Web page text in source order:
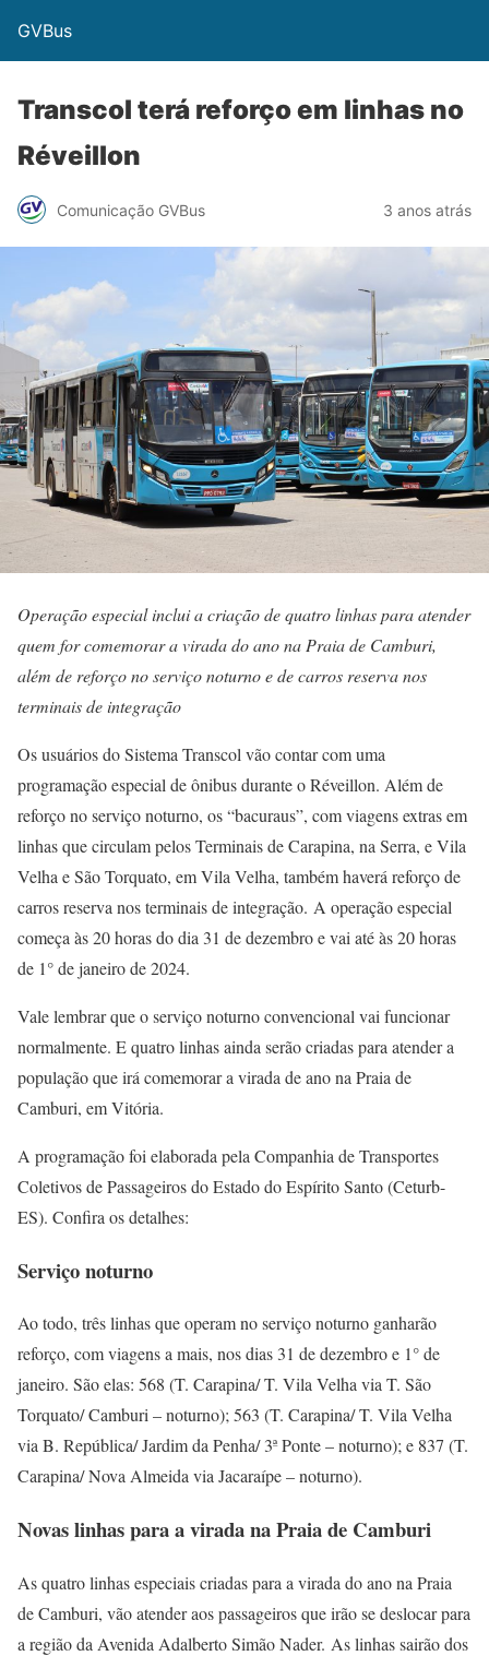
GVBus
Transcol terá reforço em linhas no
Réveillon
Comunicação GVBus 3 anos atrás
Operação especial inclui a criação de quatro linhas para atender
quem for comemorar a virada do ano na Praia de Camburi,
além de reforço no serviço noturno e de carros reserva nos
terminais de integração
Os usuários do Sistema Transcol vão contar com uma
programação especial de ônibus durante o Réveillon. Além de
reforço no serviço noturno, os “bacuraus”, com viagens extras em
linhas que circulam pelos Terminais de Carapina, na Serra, e Vila
Velha e São Torquato, em Vila Velha, também haverá reforço de
carros reserva nos terminais de integração. A operação especial
começa às 20 horas do dia 31 de dezembro e vai até às 20 horas
de 1° de janeiro de 2024.
Vale lembrar que o serviço noturno convencional vai funcionar
normalmente. E quatro linhas ainda serão criadas para atender a
população que irá comemorar a virada de ano na Praia de
Camburi, em Vitória.
A programação foi elaborada pela Companhia de Transportes
Coletivos de Passageiros do Estado do Espírito Santo (Ceturb-
ES). Confira os detalhes:
Serviço noturno
Ao todo, três linhas que operam no serviço noturno ganharão
reforço, com viagens a mais, nos dias 31 de dezembro e 1° de
janeiro. São elas: 568 (T. Carapina/ T. Vila Velha via T. São
Torquato/ Camburi – noturno); 563 (T. Carapina/ T. Vila Velha
via B. República/ Jardim da Penha/ 3ª Ponte – noturno); e 837 (T.
Carapina/ Nova Almeida via Jacaraípe – noturno).
Novas linhas para a virada na Praia de Camburi
As quatro linhas especiais criadas para a virada do ano na Praia
de Camburi, vão atender aos passageiros que irão se deslocar para
a região da Avenida Adalberto Simão Nader. As linhas sairão dos